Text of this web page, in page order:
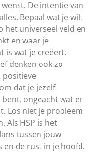
De intentie van
Bepaal wat je wilt
het universeel veld en
en waar je
is wat je creëert.
denken ook zo
positieve
dat je jezelf
ongeacht wat er
Los niet je probleem
Als HSP is het
tussen jouw
en de rust in je hoofd.